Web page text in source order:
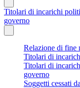
Titolari di incarichi
governo
Relazione di fine
Titolari di
Titolari di
governo
Soggetti cessati